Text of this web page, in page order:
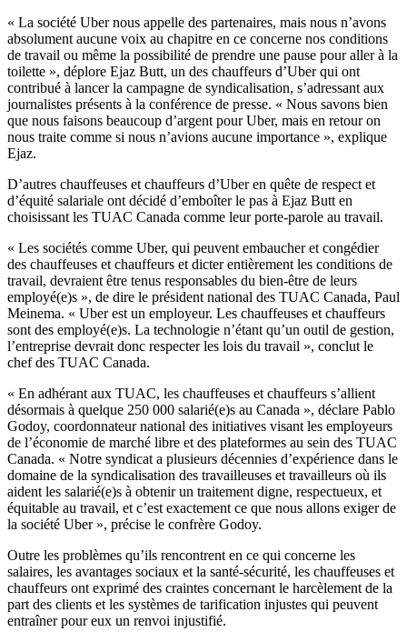
« La société Uber nous appelle des partenaires, mais nous n’avons
absolument aucune voix au chapitre en ce concerne nos conditions
de travail ou même la possibilité de prendre une pause pour aller à la
toilette », déplore Ejaz Butt, un des chauffeurs d’Uber qui ont
contribué à lancer la campagne de syndicalisation, s’adressant aux
journalistes présents à la conférence de presse. « Nous savons bien
que nous faisons beaucoup d’argent pour Uber, mais en retour on
nous traite comme si nous n’avions aucune importance », explique
Ejaz.
D’autres chauffeuses et chauffeurs d’Uber en quête de respect et
d’équité salariale ont décidé d’emboîter le pas à Ejaz Butt en
choisissant les TUAC Canada comme leur porte-parole au travail.
« Les sociétés comme Uber, qui peuvent embaucher et congédier
des chauffeuses et chauffeurs et dicter entièrement les conditions de
travail, devraient être tenus responsables du bien-être de leurs
employé(e)s », de dire le président national des TUAC Canada, Paul
Meinema. « Uber est un employeur. Les chauffeuses et chauffeurs
sont des employé(e)s. La technologie n’étant qu’un outil de gestion,
l’entreprise devrait donc respecter les lois du travail », conclut le
chef des TUAC Canada.
« En adhérant aux TUAC, les chauffeuses et chauffeurs s’allient
désormais à quelque 250 000 salarié(e)s au Canada », déclare Pablo
Godoy, coordonnateur national des initiatives visant les employeurs
de l’économie de marché libre et des plateformes au sein des TUAC
Canada. « Notre syndicat a plusieurs décennies d’expérience dans le
domaine de la syndicalisation des travailleuses et travailleurs où ils
aident les salarié(e)s à obtenir un traitement digne, respectueux, et
équitable au travail, et c’est exactement ce que nous allons exiger de
la société Uber », précise le confrère Godoy.
Outre les problèmes qu’ils rencontrent en ce qui concerne les
salaires, les avantages sociaux et la santé-sécurité, les chauffeuses et
chauffeurs ont exprimé des craintes concernant le harcèlement de la
part des clients et les systèmes de tarification injustes qui peuvent
entraîner pour eux un renvoi injustifié.